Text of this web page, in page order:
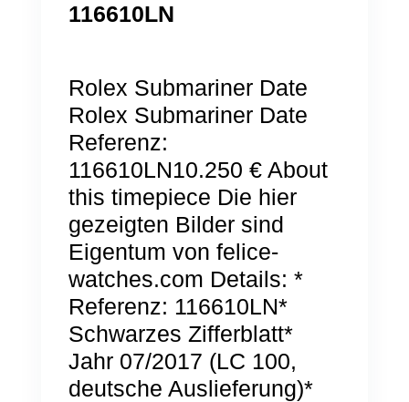
116610LN
Rolex Submariner Date
Rolex Submariner Date
Referenz:
116610LN10.250 € About
this timepiece Die hier
gezeigten Bilder sind
Eigentum von felice-
watches.com Details: *
Referenz: 116610LN*
Schwarzes Zifferblatt*
Jahr 07/2017 (LC 100,
deutsche Auslieferung)*